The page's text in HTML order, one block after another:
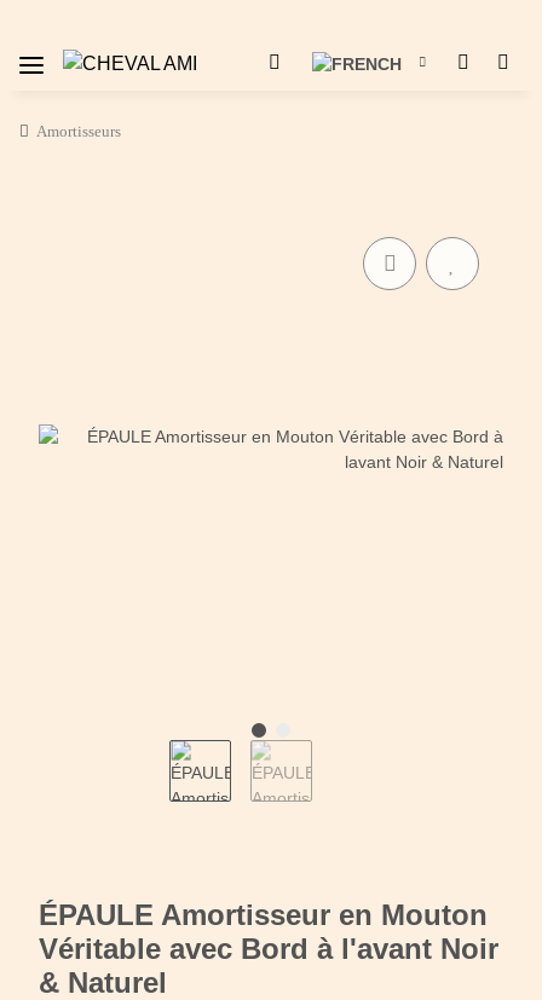
Amortisseurs
ÉPAULE Amortisseur en Mouton
Véritable avec Bord à l'avant Noir
& Naturel